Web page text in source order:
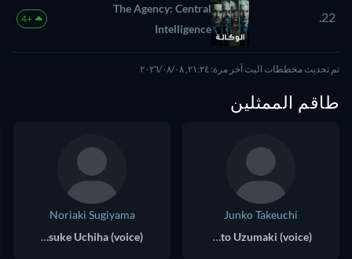
22.
The Agency: Central
Intelligence
+4
تم تحديث مخططات البث آخر مرة: ٢١:٢٤, ٠٨‏/٠٨‏/٢٠٢٦
طاقم الممثلين
Junko Takeuchi
Naruto Uzumaki (voice)
Noriaki Sugiyama
Sasuke Uchiha (voice)